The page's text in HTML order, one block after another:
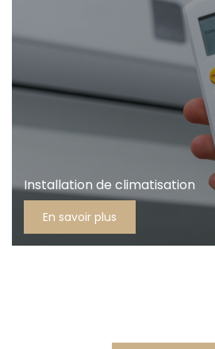
Installation de climatisation
En savoir plus